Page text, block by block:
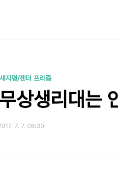
지평/젠더 프리즘
상생리대는
7. 7. 08:30